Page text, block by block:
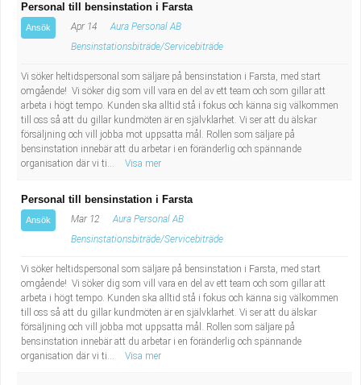
Personal till bensinstation i Farsta
Ansök Apr 14
Aura Personal AB
Bensinstationsbiträde/Servicebiträde
Vi söker heltidspersonal som säljare på bensinstation i Farsta, med start
omgående! Vi söker dig som vill vara en del av ett team och som gillar att
arbeta i högt tempo. Kunden ska alltid stå i fokus och känna sig välkommen
till oss så att du gillar kundmöten är en självklarhet. Vi ser att du älskar
försäljning och vill jobba mot uppsatta mål. Rollen som säljare på
bensinstation innebär att du arbetar i en föränderlig och spännande
organisation där vi ti...
Visa mer
Personal till bensinstation i Farsta
Ansök Mar 12
Aura Personal AB
Bensinstationsbiträde/Servicebiträde
Vi söker heltidspersonal som säljare på bensinstation i Farsta, med start
omgående! Vi söker dig som vill vara en del av ett team och som gillar att
arbeta i högt tempo. Kunden ska alltid stå i fokus och känna sig välkommen
till oss så att du gillar kundmöten är en självklarhet. Vi ser att du älskar
försäljning och vill jobba mot uppsatta mål. Rollen som säljare på
bensinstation innebär att du arbetar i en föränderlig och spännande
organisation där vi ti...
Visa mer